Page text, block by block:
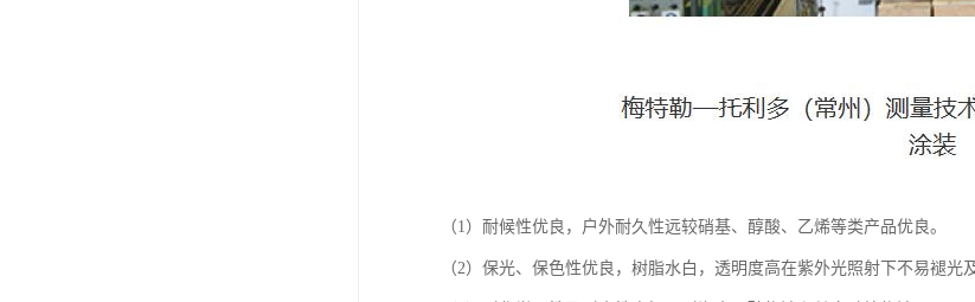
（1）耐候性优良，户外耐久性远较硝基、醇酸、乙烯等类产品优良。
（2）保光、保色性优良，树脂水白，透明度高在紫外光照射下不易褪光